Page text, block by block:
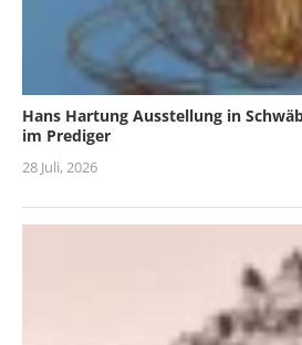
Hans Hartung Ausstellung in
im Prediger
28 Juli, 2026